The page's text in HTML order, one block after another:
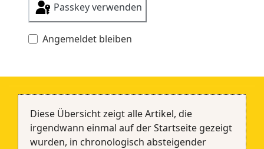
Passkey verwenden
Angemeldet bleiben
Diese Übersicht zeigt alle Artikel, die
irgendwann einmal auf der Startseite gezeigt
wurden, in chronologisch absteigender